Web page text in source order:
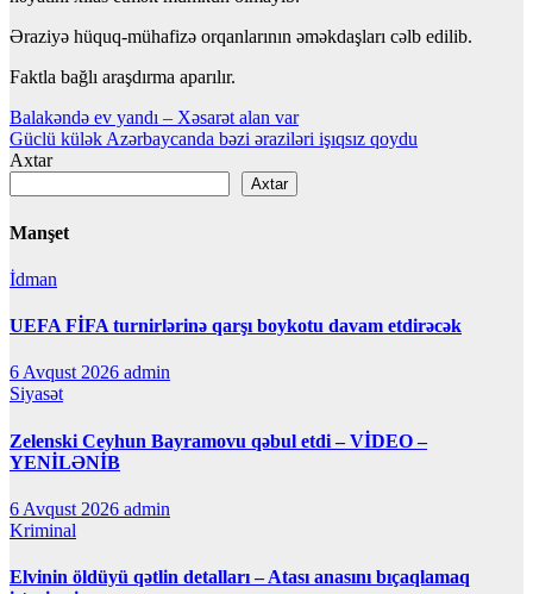
Əraziyə hüquq-mühafizə orqanlarının əməkdaşları cəlb edilib.
Faktla bağlı araşdırma aparılır.
Yazı
naviqasiyası
Balakəndə ev yandı – Xəsarət alan var
Güclü külək Azərbaycanda bəzi əraziləri işıqsız qoydu
Axtar
Axtar
Manşet
İdman
UEFA FİFA turnirlərinə qarşı boykotu davam etdirəcək
6 Avqust 2026 admin
Siyasət
Zelenski Ceyhun Bayramovu qəbul etdi – VİDEO –
YENİLƏNİB
6 Avqust 2026 admin
Kriminal
Elvinin öldüyü qətlin detalları – Atası anasını bıçaqlamaq